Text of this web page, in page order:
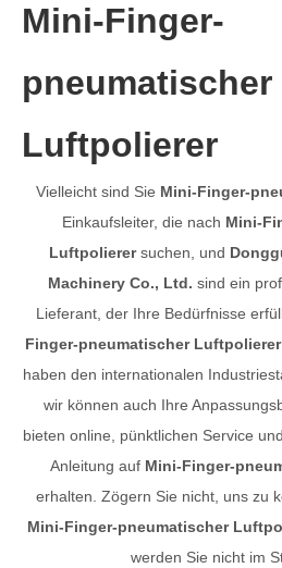
Mini-Finger-
pneumatischer
Luftpolierer
Vielleicht sind Sie Mini-Finger-
Einkaufsleiter, die nach Mini-
Luftpolierersuchen, und
Machinery Co., Ltd. sind ein
Lieferant, der Ihre Bedürfnisse
Finger-pneumatischer Luftpolierer
haben den internationalen
wir können auch Ihre
bieten online, pünktlichen Service
Anleitung auf Mini-Finger-
erhalten. Zögern Sie nicht, uns zu
Mini-Finger-pneumatischer
werden Sie nicht im